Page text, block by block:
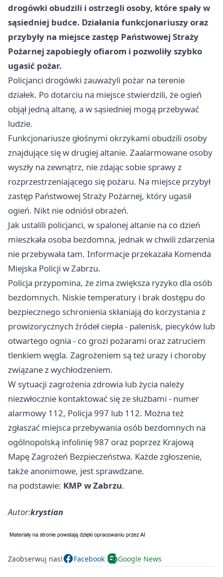
drogówki obudzili i ostrzegli osoby, które spały w
sąsiedniej budce. Działania funkcjonariuszy oraz
przybyły na miejsce zastęp Państwowej Straży
Pożarnej zapobiegły ofiarom i pozwoliły szybko
ugasić pożar.
Policjanci drogówki zauważyli pożar na terenie
działek. Po dotarciu na miejsce stwierdzili, że ogień
objął jedną altanę, a w sąsiedniej mogą przebywać
ludzie.
Funkcjonariusze głośnymi okrzykami obudzili osoby
znajdujące się w drugiej altanie. Zaalarmowane osoby
wyszły na zewnątrz, nie zdając sobie sprawy z
rozprzestrzeniającego się pożaru. Na miejsce przybył
zastęp Państwowej Straży Pożarnej, który ugasił
ogień. Nikt nie odniósł obrażeń.
Jak ustalili policjanci, w spalonej altanie na co dzień
mieszkała osoba bezdomna, jednak w chwili zdarzenia
nie przebywała tam. Informacje przekazała Komenda
Miejska Policji w Zabrzu.
Policja przypomina, że zima zwiększa ryzyko dla osób
bezdomnych. Niskie temperatury i brak dostępu do
bezpiecznego schronienia skłaniają do korzystania z
prowizorycznych źródeł ciepła - palenisk, piecyków lub
otwartego ognia - co grozi pożarami oraz zatruciem
tlenkiem węgla. Zagrożeniem są też urazy i choroby
związane z wychłodzeniem.
W sytuacji zagrożenia zdrowia lub życia należy
niezwłocznie kontaktować się ze służbami - numer
alarmowy 112, Policja 997 lub 112. Można też
zgłaszać miejsca przebywania osób bezdomnych na
ogólnopolską infolinię 987 oraz poprzez Krajową
Mapę Zagrożeń Bezpieczeństwa. Każde zgłoszenie,
także anonimowe, jest sprawdzane.
na podstawie: KMP w Zabrzu.
Autor:krystian
Zaobserwuj nas! Facebook Google News